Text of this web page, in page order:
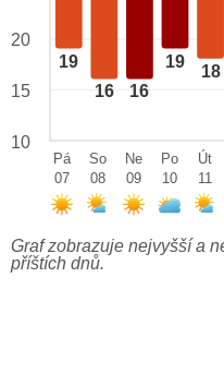
19
16 16
19
18
20
15
10
Pá
07
So
08
Ne
09
Po
10
Út
11
Graf zobrazuje nejvyšší a
příštích dnů.